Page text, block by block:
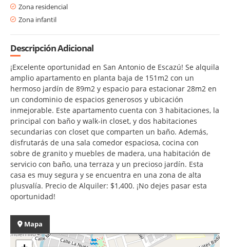
Zona residencial
Zona infantil
Descripción Adicional
¡Excelente oportunidad en San Antonio de Escazú! Se alquila
amplio apartamento en planta baja de 151m2 con un
hermoso jardín de 89m2 y espacio para estacionar 28m2 en
un condominio de espacios generosos y ubicación
inmejorable. Este apartamento cuenta con 3 habitaciones, la
principal con baño y walk-in closet, y dos habitaciones
secundarias con closet que comparten un baño. Además,
disfrutarás de una sala comedor espaciosa, cocina con
sobre de granito y muebles de madera, una habitación de
servicio con baño, una terraza y un precioso jardín. Esta
casa es muy segura y se encuentra en una zona de alta
plusvalía. Precio de Alquiler: $1,400. ¡No dejes pasar esta
oportunidad!
Mapa